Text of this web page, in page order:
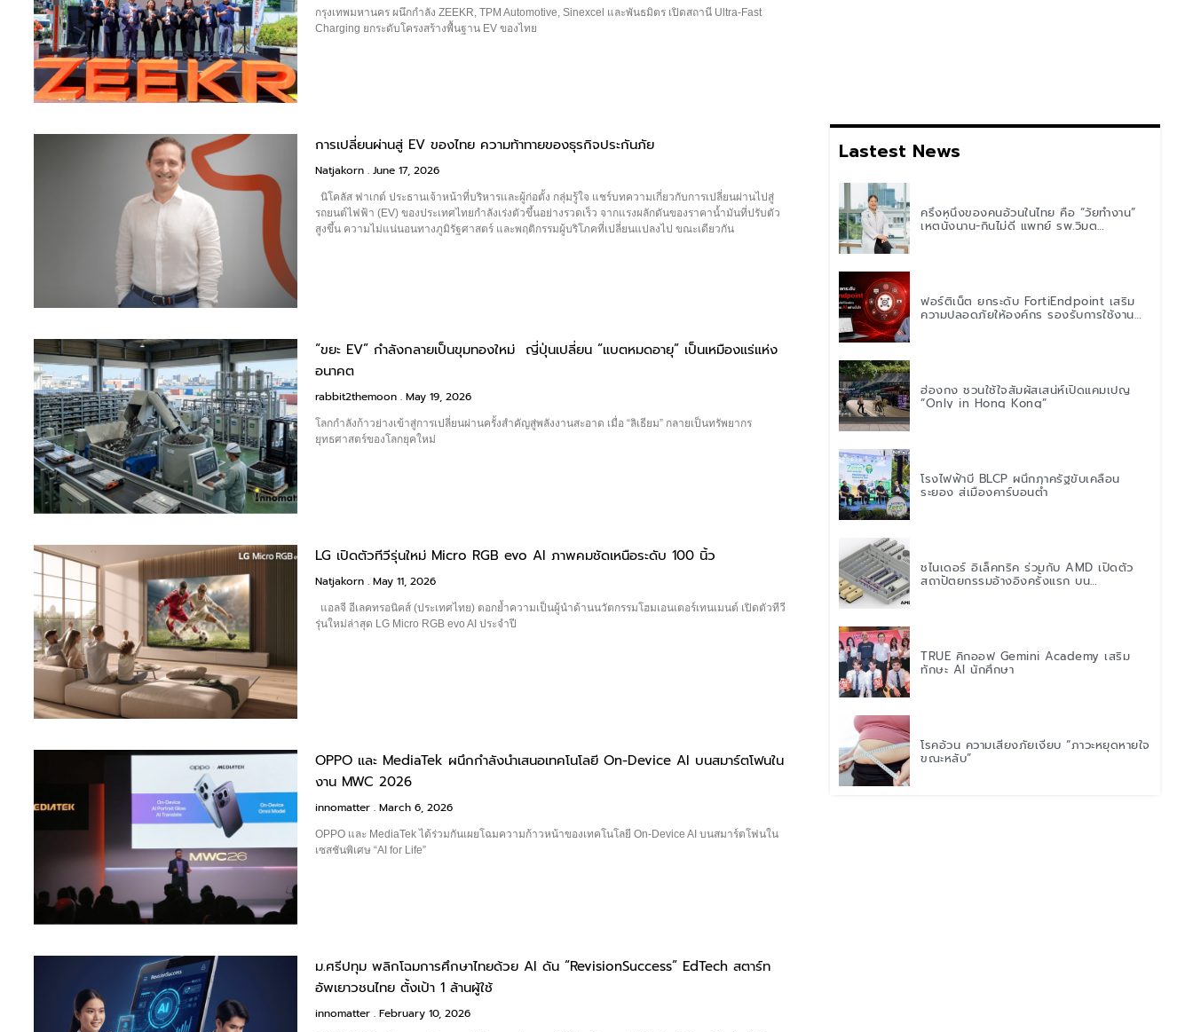
กรุงเทพมหานคร ผนึกกำลัง ZEEKR, TPM Automotive, Sinexcel และพันธมิตร เปิดสถานี Ultra-Fast
Charging ยกระดับโครงสร้างพื้นฐาน EV ของไทย
การเปลี่ยนผ่านสู่ EV ของไทย ความท้าทายของธุรกิจประกันภัย
Natjakorn June 17, 2026
นิโคลัส ฟาเกต์ ประธานเจ้าหน้าที่บริหารและผู้ก่อตั้ง กลุ่มรู้ใจ แชร์บทความเกี่ยวกับการเปลี่ยนผ่านไปสู่
รถยนต์ไฟฟ้า (EV) ของประเทศไทยกำลังเร่งตัวขึ้นอย่างรวดเร็ว จากแรงผลักดันของราคาน้ำมันที่ปรับตัว
สูงขึ้น ความไม่แน่นอนทางภูมิรัฐศาสตร์ และพฤติกรรมผู้บริโภคที่เปลี่ยนแปลงไป ขณะเดียวกัน
“ขยะ EV” กำลังกลายเป็นขุมทองใหม่ ญี่ปุ่นเปลี่ยน “แบตหมดอายุ” เป็นเหมืองแร่แห่ง
อนาคต
rabbit2themoon May 19, 2026
โลกกำลังก้าวย่างเข้าสู่การเปลี่ยนผ่านครั้งสำคัญสู่พลังงานสะอาด เมื่อ “ลิเธียม” กลายเป็นทรัพยากร
ยุทธศาสตร์ของโลกยุคใหม่
LG เปิดตัวทีวีรุ่นใหม่ Micro RGB evo AI ภาพคมชัดเหนือระดับ 100 นิ้ว
Natjakorn May 11, 2026
แอลจี อีเลคทรอนิคส์ (ประเทศไทย) ตอกย้ำความเป็นผู้นำด้านนวัตกรรมโฮมเอนเตอร์เทนเมนต์ เปิดตัวทีวี
รุ่นใหม่ล่าสุด LG Micro RGB evo AI ประจำปี
OPPO และ MediaTek ผนึกกำลังนำเสนอเทคโนโลยี On-Device AI บนสมาร์ตโฟนใน
งาน MWC 2026
innomatter March 6, 2026
OPPO และ MediaTek ได้ร่วมกันเผยโฉมความก้าวหน้าของเทคโนโลยี On-Device AI บนสมาร์ตโฟนใน
เซสชันพิเศษ “AI for Life”
ม.ศรีปทุม พลิกโฉมการศึกษาไทยด้วย AI ดัน “RevisionSuccess” EdTech สตาร์ท
อัพเยาวชนไทย ตั้งเป้า 1 ล้านผู้ใช้
innomatter February 10, 2026
Lastest News
ครึ่งหนึ่งของคนอ้วนในไทย คือ “วัยทำงาน”
เหตุนั่งนาน-กินไม่ดี แพทย์ รพ.วิมุต
ฟอร์ติเน็ต ยกระดับ FortiEndpoint เสริม
ความปลอดภัยให้องค์กร รองรับการใช้งาน
ฮ่องกง ชวนใช้ใจสัมผัสเสน่ห์เปิดแคมเปญ
“Only in Hong Kong”
โรงไฟฟ้าบี BLCP ผนึกภาครัฐขับเคลื่อน
ระยอง สู่เมืองคาร์บอนต่ำ
ชไนเดอร์ อิเล็คทริค ร่วมกับ AMD เปิดตัว
สถาปัตยกรรมอ้างอิงครั้งแรก บน
TRUE คิกออฟ Gemini Academy เสริม
ทักษะ AI นักศึกษา
โรคอ้วน ความเสี่ยงภัยเงียบ “ภาวะหยุดหายใจ
ขณะหลับ”